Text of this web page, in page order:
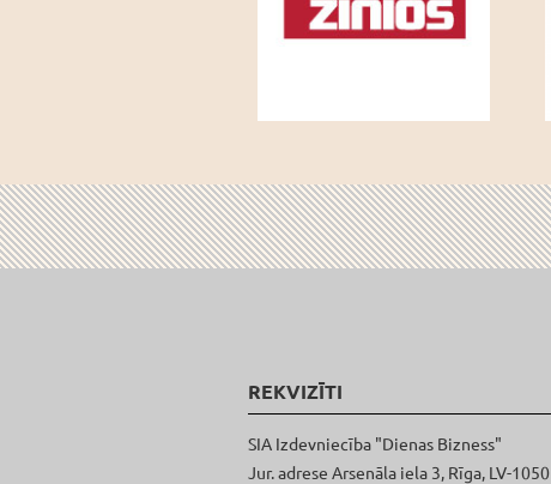
REKVIZĪTI
SIA Izdevniecība "Dienas Bizness"
Jur. adrese Arsenāla iela 3, Rīga, LV-1050